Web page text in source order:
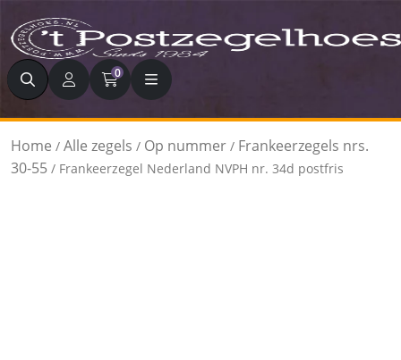
Zoeken 0
Home / Alle zegels / Op nummer / Frankeerzegels nrs.
30-55 / Frankeerzegel Nederland NVPH nr. 34d postfris